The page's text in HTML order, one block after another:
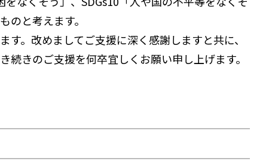
と考えます。
。改めましてご支援に深く感謝しますと共に、
きのご支援を何卒宜しくお願い申し上げます。